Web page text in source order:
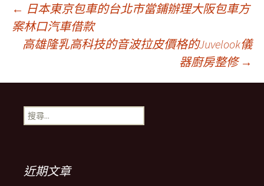
文
章
導
覽
列
← 日本東京包車的台北市當鋪辦理大阪包車方
案林口汽車借款
高雄隆乳高科技的音波拉皮價格的Juvelook儀
器廚房整修 →
搜
尋
近期文章